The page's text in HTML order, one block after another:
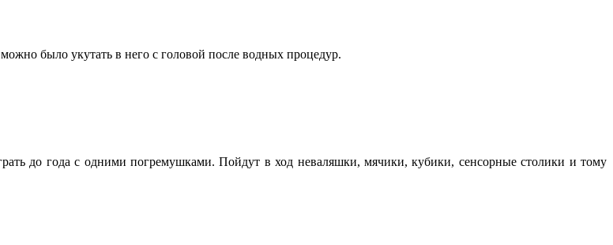
было укутать в него с головой после водных процедур.
до года с одними погремушками. Пойдут в ход неваляшки, мячики, кубики, сенсорные столики и тому